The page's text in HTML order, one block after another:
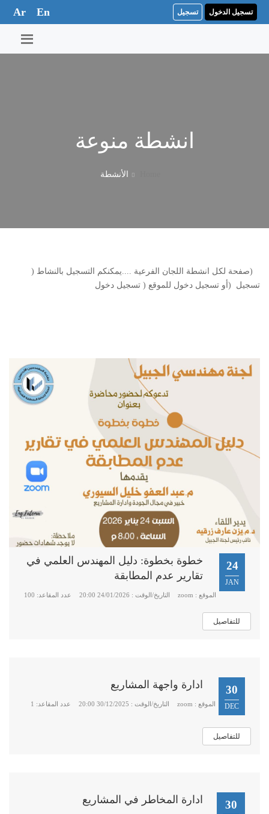
تسجيل الدخول تسجيل En
Ar
انشطة منوعة
الأنشطة
(صفحة لكل انشطة اللجان الفرعية ....يمكنكم التسجيل بالنشاط (
تسجيل (أو تسجيل دخول للموقع ( تسجيل دخول
24
JAN
خطوة بخطوة: دليل المهندس العلمي في
تقارير عدم المطابقة
الموقع : zoom التاريخ/الوقت : 24/01/2026 20:00 عدد المقاعد: 100
للتفاصيل
30
DEC
ادارة واجهة المشاريع
الموقع : zoom التاريخ/الوقت : 30/12/2025 20:00 عدد المقاعد: 1
للتفاصيل
30 ادارة المخاطر في المشاريع